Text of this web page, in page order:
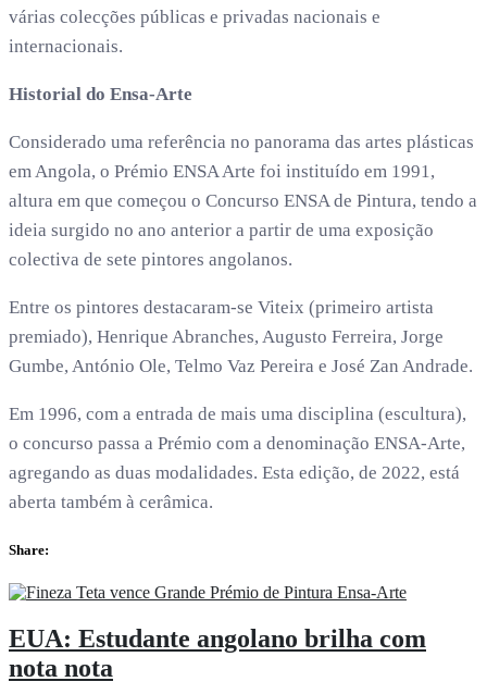
várias colecções públicas e privadas nacionais e
internacionais.
Historial do Ensa-Arte
Considerado uma referência no panorama das artes plásticas
em Angola, o Prémio ENSA Arte foi instituído em 1991,
altura em que começou o Concurso ENSA de Pintura, tendo a
ideia surgido no ano anterior a partir de uma exposição
colectiva de sete pintores angolanos.
Entre os pintores destacaram-se Viteix (primeiro artista
premiado), Henrique Abranches, Augusto Ferreira, Jorge
Gumbe, António Ole, Telmo Vaz Pereira e José Zan Andrade.
Em 1996, com a entrada de mais uma disciplina (escultura),
o concurso passa a Prémio com a denominação ENSA-Arte,
agregando as duas modalidades. Esta edição, de 2022, está
aberta também à cerâmica.
Share:
EUA: Estudante angolano brilha com
nota nota